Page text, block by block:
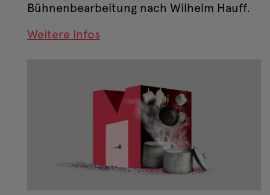
Bühnenbearbeitung nach Wilhelm Hauff.
Weitere Infos